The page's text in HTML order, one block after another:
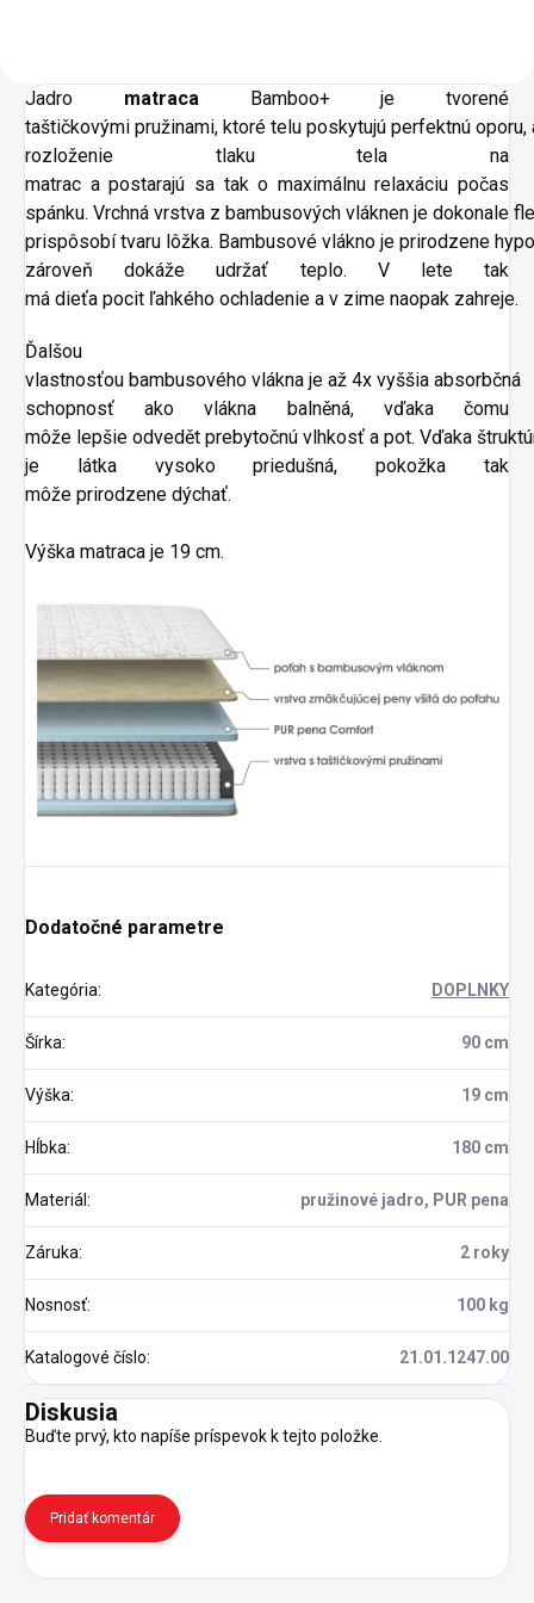
Jadro matraca Bamboo+
je tvorené
taštičkovými pružinami, ktoré telu poskytujú perfektnú oporu,
rozloženie
tlaku tela
na
matrac a postarajú sa tak o maximálnu relaxáciu počas
spánku. Vrchná vrstva z bambusových vláknen je dokonale
prispôsobí tvaru lôžka. Bambusové vlákno je prirodzene
zároveň
dokáže udržať teplo. V lete
tak
má dieťa pocit ľahkého ochladenie a v zime naopak zahreje.
Ďalšou
vlastnosťou bambusového vlákna je až 4x vyššia absorbčná
schopnosť
ako vlákna balněná, vďaka
čomu
môže lepšie odvedět prebytočnú vlhkosť a pot. Vďaka
je
látka vysoko priedušná,pokožka
tak
môže prirodzene dýchať.
Výška matraca je 19 cm.
Dodatočné parametre
Kategória: DOPLNKY
Šírka: 90 cm
Výška: 19 cm
Hĺbka: 180 cm
Materiál : pružinové jadro, PUR pena
Záruka: 2 roky
Nosnosť: 100 kg
Katalogové číslo: 21.01.1247.00
Diskusia
Buďte prvý, kto napíše príspevok k tejto položke.
Pridať komentár